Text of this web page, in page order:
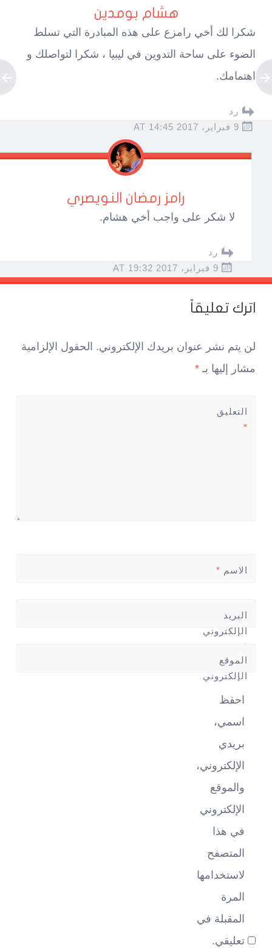
هشام بومدين
شكرا لك أخي رامزع على هذه المبادرة التي تسلط
الضوء على ساحة التدوين في ليبيا ، شكرا لتواصلك و
اهتمامك.
رد
9 فبراير، 2017 AT 14:45
رامز رمضان النويصري
لا شكر على واجب أخي هشام.
رد
9 فبراير، 2017 AT 19:32
اترك تعليقاً
لن يتم نشر عنوان بريدك الإلكتروني. الحقول الإلزامية
مشار إليها بـ *
التعليق
*
الاسم *
البريد
الإلكتروني
*
الموقع
الإلكتروني
احفظ
اسمي،
بريدي
الإلكتروني،
والموقع
الإلكتروني
في هذا
المتصفح
لاستخدامها
المرة
المقبلة في
تعليقي.